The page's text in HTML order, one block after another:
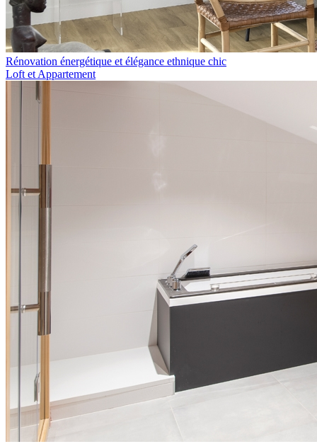
Rénovation énergétique et élégance ethnique chic
Loft et Appartement